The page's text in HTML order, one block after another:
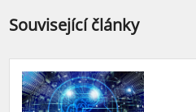
Související články